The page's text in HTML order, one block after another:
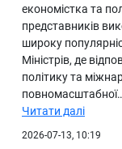
економістка та
представників
широку
Міністрів, де
політику та
Читати далі
2026-07-13, 10:19